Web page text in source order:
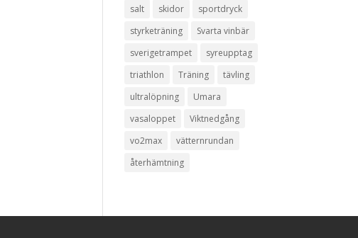
salt
skidor
sportdryck
styrketräning
Svarta vinbär
sverigetrampet
syreupptag
triathlon
Träning
tävling
ultralöpning
Umara
vasaloppet
Viktnedgång
vo2max
vätternrundan
återhämtning